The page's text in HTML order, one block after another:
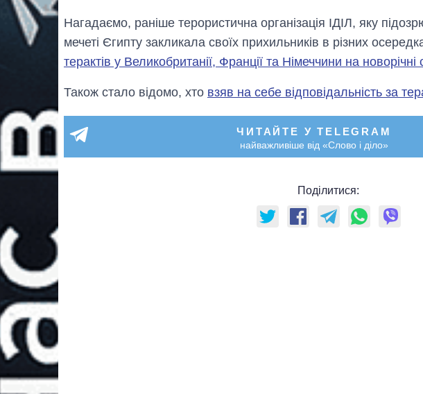
Нагадаємо, раніше терористична організація ІДІЛ, яку
мечеті Єгипту закликала своїх прихильників в різних
терактів у Великобританії, Франції та Німеччини на новорічні
Також стало відомо, хто взяв на себе відповідальність за
ЧИТАЙТЕ У TELEGRAM
найважливіше від «Слово і діло»
Поділитися: